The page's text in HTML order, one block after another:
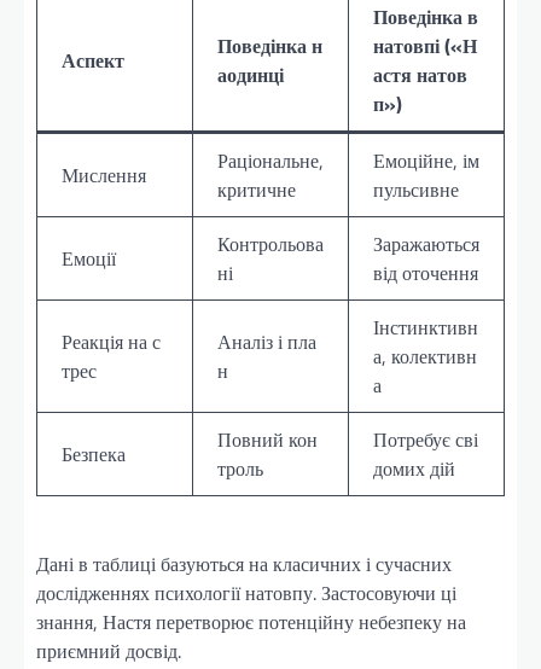
Аспект
Поведінка н
аодинці
Поведінка в
натовпі («Н
астя натов
п»)
Мислення
Раціональне,
критичне
Емоційне, ім
пульсивне
Емоції
Контрольова
ні
Заражаються
від оточення
Реакція на с
трес
Аналіз і пла
н
Інстинктивн
а, колективн
а
Безпека
Повний кон
троль
Потребує сві
домих дій
Дані в таблиці базуються на класичних і сучасних
дослідженнях психології натовпу. Застосовуючи ці
знання, Настя перетворює потенційну небезпеку на
приємний досвід.